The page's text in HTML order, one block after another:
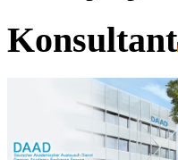
Konsultant